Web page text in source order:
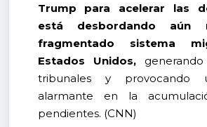
Trump para acelerar las
está desbordando
fragmentado sistema
Estados Unidos,
tribunales y provocando
alarmante en la
pendientes. (CNN)